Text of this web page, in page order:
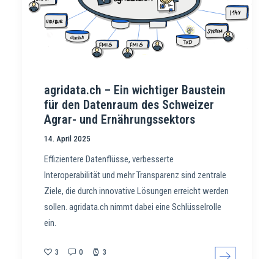
agridata.ch – Ein wichtiger Baustein
für den Datenraum des Schweizer
Agrar- und Ernährungssektors
14. April 2025
Effizientere Datenflüsse, verbesserte
Interoperabilität und mehr Transparenz sind zentrale
Ziele, die durch innovative Lösungen erreicht werden
sollen. agridata.ch nimmt dabei eine Schlüsselrolle
ein.
3 0 3